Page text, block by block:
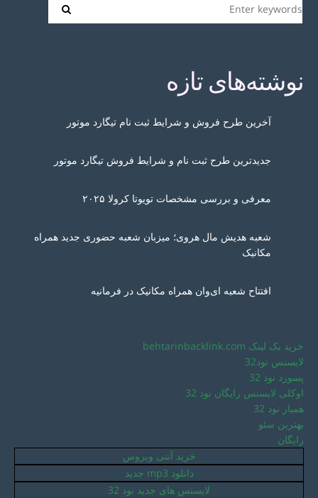
نوشته‌های تازه
آخرین طرح فروش و شرایط ثبت نام تیگارد موتور
جدیدترین طرح ثبت نام و شرایط فروش تیگارد موتور
معرفی و بررسی مشخصات تویوتا کرولا ۲۰۲۵
شعبه هدیش مال هروی؛ میزبان شعبه حضوری جدید همراه
مکانیک
افتتاح شعبه ای‌وان همراه مکانیک در فرمانیه
خرید بک لینک behtarinbacklink.com
لایسنس نود32
پسورد نود 32
اوکلی لایسنس رایگان نود 32
همیار نود 32
بهترین سئو
رایگان
خرید آنتی ویروس
دانلود mp3 جدید
لایسنس های جدید نود 32